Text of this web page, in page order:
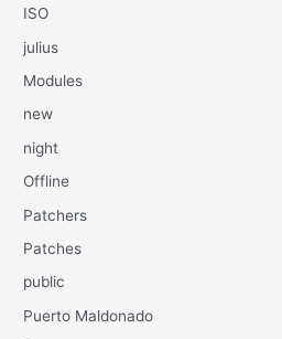
ISO
julius
Modules
new
night
Offline
Patchers
Patches
public
Puerto Maldonado